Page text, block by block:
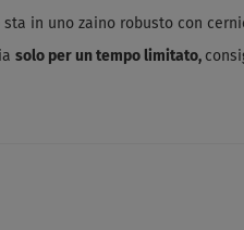
sta in uno zaino robusto con
solo per un tempo limitato,